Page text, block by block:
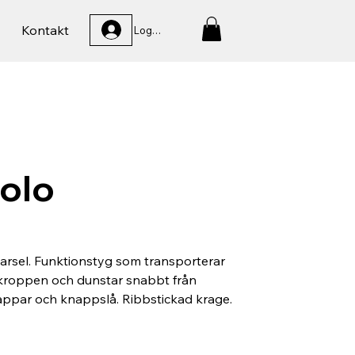
Kontakt Logga In
Funktionstyg som transporterar
och dunstar snabbt från
och knappslå. Ribbstickad krage.